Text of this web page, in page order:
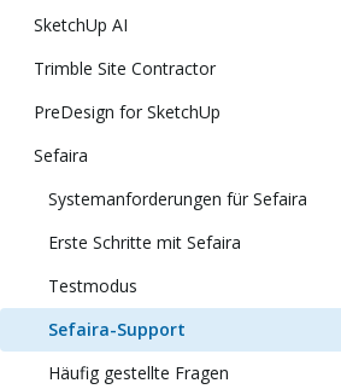
SketchUp AI
Trimble Site Contractor
PreDesign for SketchUp
Sefaira
Systemanforderungen für Sefaira
Erste Schritte mit Sefaira
Testmodus
Sefaira-Support
Häufig gestellte Fragen